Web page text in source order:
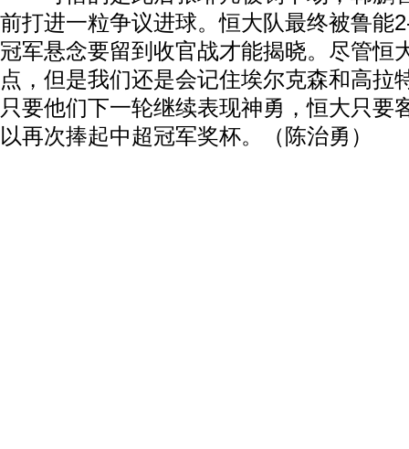
前打进一粒争议进球。恒大队最终被鲁能
冠军悬念要留到收官战才能揭晓。尽管恒
点，但是我们还是会记住埃尔克森和高拉
只要他们下一轮继续表现神勇，恒大只要
以再次捧起中超冠军奖杯。（陈治勇）